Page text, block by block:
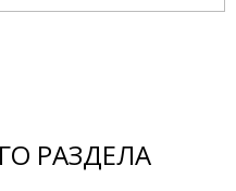
РАЗДЕЛА